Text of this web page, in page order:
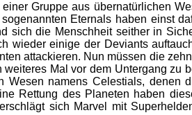
Gruppe aus übernatürlichen
Eternals haben einst
sich die Menschheit seither in
wieder einige der Deviants
attackieren. Nun müssen die
weiteres Mal vor dem Untergang zu
Wesen namens Celestials, denen
Rettung des Planeten haben
sich Marvel mit